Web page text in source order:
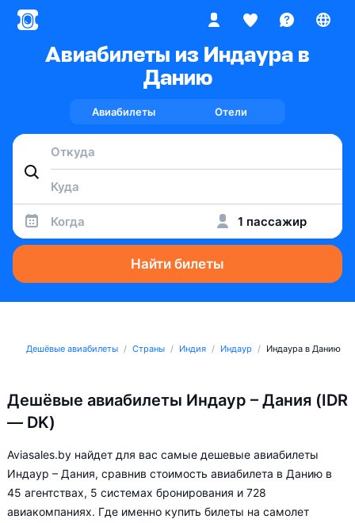
Авиабилеты из Индаура в
Данию
Авиабилеты Отели
Когда 1 пассажир
Найти билеты
Дешёвые авиабилеты Страны Индия Индаур Индаура в Данию
Дешёвые авиабилеты Индаур – Дания (IDR
— DK)
Aviasales.by найдет для вас самые дешевые авиабилеты
Индаур – Дания, сравнив стоимость авиабилета в Данию в
45 агентствах, 5 системах бронирования и 728
авиакомпаниях. Где именно купить билеты на самолет